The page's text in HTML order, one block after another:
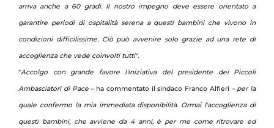
arriva anche a 60 gradi. Il nostro impegno deve essere orientato a
garantire periodi di ospitalità serena a questi bambini che vivono in
condizioni difficilissime. Ciò può avvenire solo grazie ad una rete di
accoglienza che vede coinvolti tutti".
"Accolgo con grande favore l'iniziativa del presidente dei Piccoli
Ambasciatori di Pace – ha commentato il sindaco Franco Alfieri – per la
quale confermo la mia immediata disponibilità. Ormai l'accoglienza di
questi bambini, che avviene da 4 anni, è per me come ritrovare ed